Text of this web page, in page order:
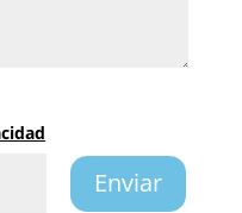
Enviar